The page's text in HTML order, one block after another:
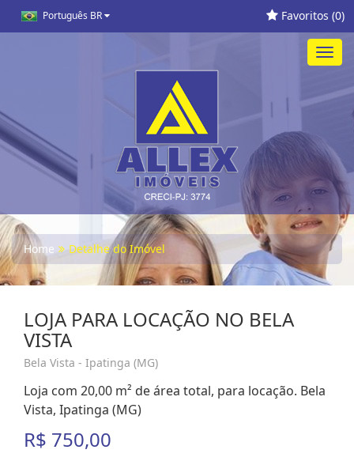
Português BR Favoritos (0)
Home Detalhe do Imóvel
LOJA PARA LOCAÇÃO NO BELA
VISTA
Bela Vista - Ipatinga (MG)
Loja com 20,00 m² de área total, para locação. Bela
Vista, Ipatinga (MG)
R$ 750,00